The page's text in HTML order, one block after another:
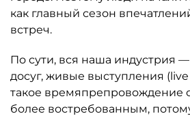
как главный сезон
встреч.
По сути, вся наша индустрия
досуг, живые выступления
такое времяпрепровождение
более востребованным,